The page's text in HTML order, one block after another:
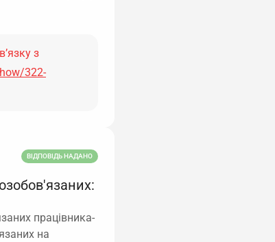
з
322-
ВІДПОВІДЬ НАДАНО
працівника-
на